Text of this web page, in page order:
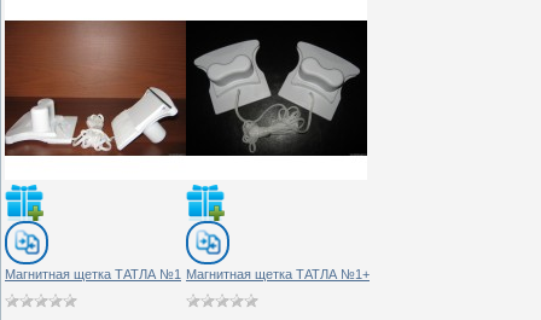
Магнитная щетка ТАТЛА №1 Магнитная щетка ТАТЛА №1+